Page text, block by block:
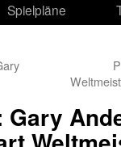
Spielpläne
Gary